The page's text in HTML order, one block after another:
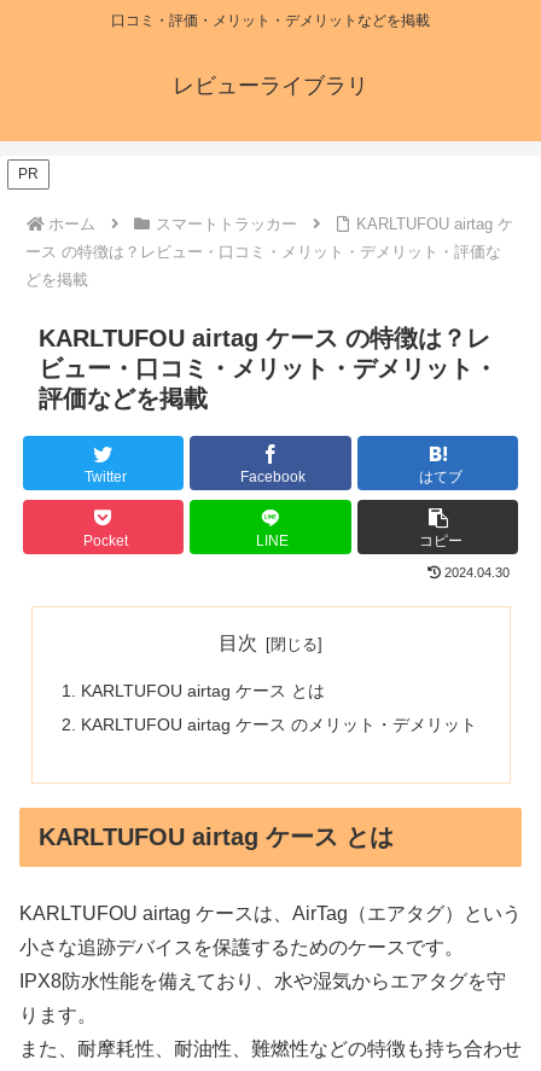
口コミ・評価・メリット・デメリットなどを掲載
レビューライブラリ
ホーム スマートトラッカー
KARLTUFOU airtag ケ
ース の特徴は？レビュー・口コミ・メリット・デメリット・評価な
どを掲載
PR
KARLTUFOU airtag ケース の特徴は？レ
ビュー・口コミ・メリット・デメリット・
評価などを掲載
Twitter Facebook はてブ
Pocket LINE コピー
2024.04.30
目次
KARLTUFOU airtag ケース とは
KARLTUFOU airtag ケース のメリット・デメリット
KARLTUFOU airtag ケース とは
KARLTUFOU airtag ケースは、AirTag（エアタグ）という
小さな追跡デバイスを保護するためのケースです。
IPX8防水性能を備えており、水や湿気からエアタグを守
ります。
また、耐摩耗性、耐油性、難燃性などの特徴も持ち合わせ